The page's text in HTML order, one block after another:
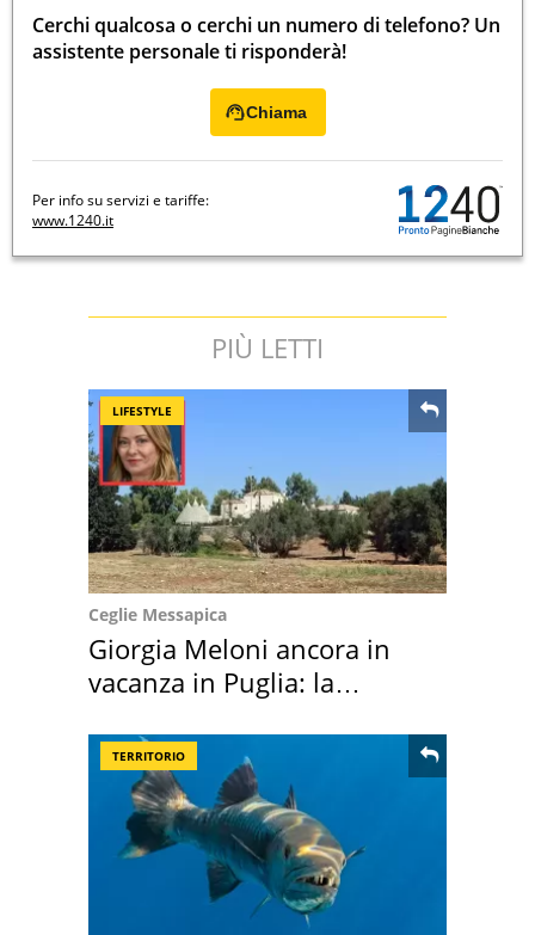
Cerchi qualcosa o cerchi un numero di telefono? Un
assistente personale ti risponderà!
Chiama
Per info su servizi e tariffe:
www.1240.it
PIÙ LETTI
LIFESTYLE
Ceglie Messapica
Giorgia Meloni ancora in
vacanza in Puglia: la
TERRITORIO